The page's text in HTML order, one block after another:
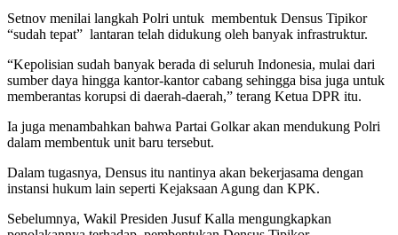
Setnov menilai langkah Polri untuk membentuk Densus Tipikor
“sudah tepat” lantaran telah didukung oleh banyak infrastruktur.
“Kepolisian sudah banyak berada di seluruh Indonesia, mulai dari
sumber daya hingga kantor-kantor cabang sehingga bisa juga untuk
memberantas korupsi di daerah-daerah,” terang Ketua DPR itu.
Ia juga menambahkan bahwa Partai Golkar akan mendukung Polri
dalam membentuk unit baru tersebut.
Dalam tugasnya, Densus itu nantinya akan bekerjasama dengan
instansi hukum lain seperti Kejaksaan Agung dan KPK.
Sebelumnya, Wakil Presiden Jusuf Kalla mengungkapkan